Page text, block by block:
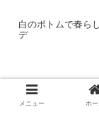
白のボトムで春ら
デ
コメント
メニュー ホー